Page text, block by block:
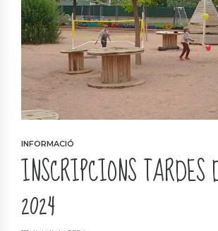
INFORMACIÓ
INSCRIPCIONS TARDES
2024